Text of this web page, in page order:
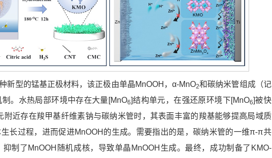
新型的锰基正极材料，该正极由单晶MnOOH，α-MnO2和碳纳米管组成（记
。水热局部环境中存在大量[MnO6 ]结构单元，在强还原环境下[MnO6 ]被快
附近存在羧甲基纤维素钠与碳纳米管时，其表面丰富的羧基能够提高局域质
长过程，进而促进MnOOH的生成。需要指出的是，碳纳米管的一维π-π共
制了MnOOH随机成核，导致单晶MnOOH生成。最终，成功制备了KMO-